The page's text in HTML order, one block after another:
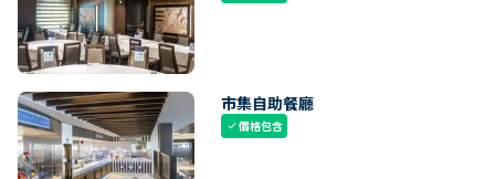
市集自助餐廳
check價格包含